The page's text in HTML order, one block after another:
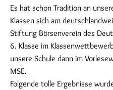
Es hat schon Tradition an
Klassen sich am
Stiftung Börsenverein des
6. Klasse im
unsere Schule dann im
MSE.
Folgende tolle Ergebnisse